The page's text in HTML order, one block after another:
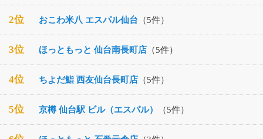
2位 おこわ米八 エスパル仙台 （5件）
3位 ほっともっと 仙台南長町店 （5件）
4位 ちよだ鮨 西友仙台長町店 （5件）
5位 京樽 仙台駅 ビル（エスパル） （5件）